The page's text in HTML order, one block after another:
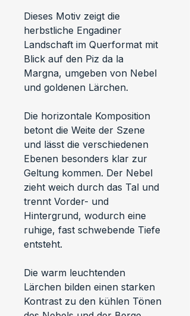
Dieses Motiv zeigt die
herbstliche Engadiner
Landschaft im Querformat mit
Blick auf den Piz da la
Margna, umgeben von Nebel
und goldenen Lärchen.
Die horizontale Komposition
betont die Weite der Szene
und lässt die verschiedenen
Ebenen besonders klar zur
Geltung kommen. Der Nebel
zieht weich durch das Tal und
trennt Vorder- und
Hintergrund, wodurch eine
ruhige, fast schwebende Tiefe
entsteht.
Die warm leuchtenden
Lärchen bilden einen starken
Kontrast zu den kühlen Tönen